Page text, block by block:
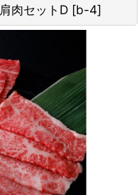
肉セットD [b-4]